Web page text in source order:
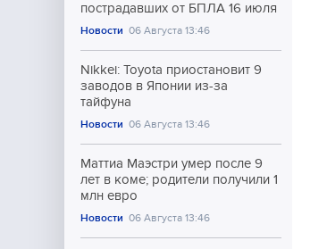
пострадавших от БПЛА 16 июля
Новости 06 Августа 13:46
Nikkei: Toyota приостановит 9
заводов в Японии из-за
тайфуна
Новости 06 Августа 13:46
Маттиа Маэстри умер после 9
лет в коме; родители получили 1
млн евро
Новости 06 Августа 13:46